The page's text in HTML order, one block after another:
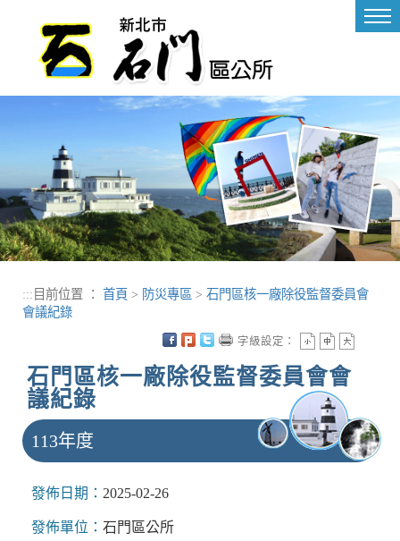
::: 目前位置 ： 首頁 > 防災專區 > 石門區核一廠除役監督委員會
會議紀錄
石門區核一廠除役監督委員會會
議紀錄
字級設定：
113年度
發佈日期： 2025-02-26
發佈單位： 石門區公所